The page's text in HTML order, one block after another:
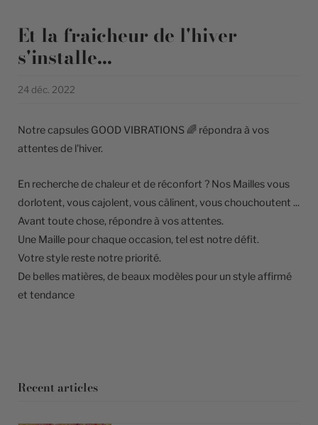
Et la fraicheur de l'hiver
s'installe...
24 déc. 2022
Notre capsules GOOD VIBRATIONS 🌈 répondra à vos
attentes de l'hiver.
En recherche de chaleur et de réconfort ? Nos Maillesvous
dorlotent, vous cajolent, vous câlinent, vous chouchoutent ...
Avant toute chose, répondre à vos attentes.
Une Maille pour chaque occasion, tel est notre défit.
Votre style reste notre priorité.
De belles matières, de beaux modèles pour un style affirmé
et tendance
Recent articles